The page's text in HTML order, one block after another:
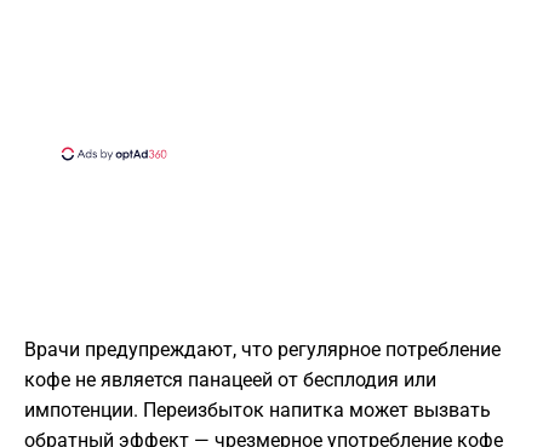
Врачи предупреждают, что регулярное потребление
кофе не является панацеей от бесплодия или
импотенции. Переизбыток напитка может вызвать
обратный эффект — чрезмерное употребление кофе